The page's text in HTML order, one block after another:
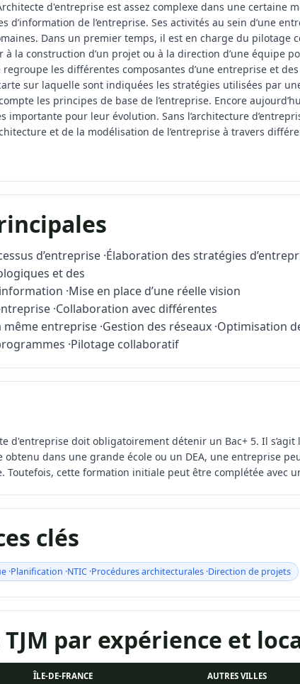
d'entreprise est assez complexe dans une certaine
d’information de l’entreprise. Ses activités au sein d’une
Dans un premier temps, il est en charge du pilotage
la construction d’un projet ou à la direction d’une équipe
regroupe les différentes composantes d’une entreprise et
sur laquelle sont indiquées les stratégies utilisées par
les principes de base de l’entreprise. Encore
importante pour leur évolution. Sans l’architecture
et de la modélisation de l’entreprise à travers
d’entreprise ·Élaboration des stratégies
et des
·Mise en place d’une réelle vision
·Collaboration avec différentes
même entreprise ·Gestion des réseaux ·Optimisation
·Pilotage collaboratif
d'entreprise doit obligatoirement détenir un Bac+ 5. Il
obtenu dans une grande école ou un DEA, une entreprise
Toutefois, cette formation initiale peut être complétée avec
clés
·Planification ·NTIC ·Procédures architecturales ·Direction de projets
par expérience et
ÎLE-DE-FRANCE AUTRES VILLES